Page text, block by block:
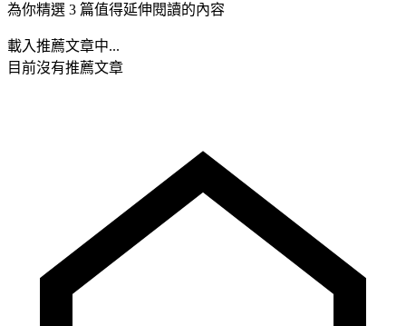
為你精選 3 篇值得延伸閱讀的內容
載入推薦文章中...
目前沒有推薦文章